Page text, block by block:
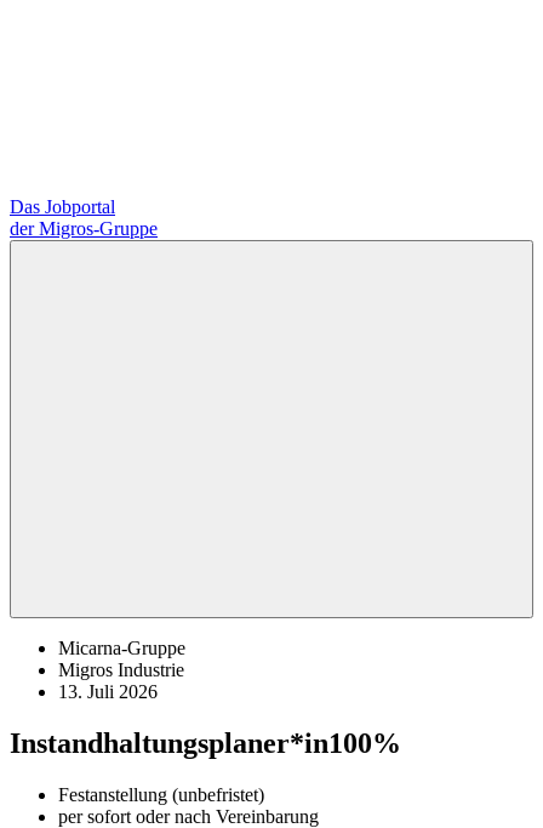
Das Jobportal
der Migros-Gruppe
Micarna-Gruppe
Migros Industrie
13. Juli 2026
Instandhaltungsplaner*in100%
Festanstellung (unbefristet)
per sofort oder nach Vereinbarung